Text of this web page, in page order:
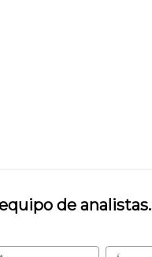
de analistas.